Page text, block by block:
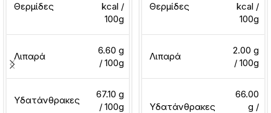
Θερμίδες
kcal /
100g
Λιπαρά
6.60 g
/ 100g
Υδατάνθρακες
67.10 g
/ 100g
Θερμίδες
kcal /
100g
Λιπαρά
2.00 g
/ 100g
Υδατάνθρακες
66.00
g /